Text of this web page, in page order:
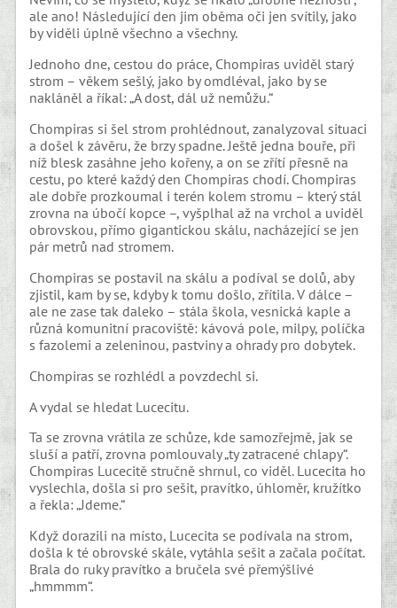
ale ano! Následující den jim oběma oči jen svítily, jako
by viděli úplně všechno a všechny.
Jednoho dne, cestou do práce, Chompiras uviděl starý
strom – věkem sešlý, jako by omdléval, jako by se
nakláněl a říkal: „A dost, dál už nemůžu.“
Chompiras si šel strom prohlédnout, zanalyzoval situaci
a došel k závěru, že brzy spadne. Ještě jedna bouře, při
níž blesk zasáhne jeho kořeny, a on se zřítí přesně na
cestu, po které každý den Chompiras chodí. Chompiras
ale dobře prozkoumal i terén kolem stromu – který stál
zrovna na úbočí kopce –, vyšplhal až na vrchol a uviděl
obrovskou, přímo gigantickou skálu, nacházející se jen
pár metrů nad stromem.
Chompiras se postavil na skálu a podíval se dolů, aby
zjistil, kam by se, kdyby k tomu došlo, zřítila. V dálce –
ale ne zase tak daleko – stála škola, vesnická kaple a
různá komunitní pracoviště: kávová pole, milpy, políčka
s fazolemi a zeleninou, pastviny a ohrady pro dobytek.
Chompiras se rozhlédl a povzdechl si.
A vydal se hledat Lucecitu.
Ta se zrovna vrátila ze schůze, kde samozřejmě, jak se
sluší a patří, zrovna pomlouvaly „ty zatracené chlapy“.
Chompiras Lucecitě stručně shrnul, co viděl. Lucecita ho
vyslechla, došla si pro sešit, pravítko, úhloměr, kružítko
a řekla: „Jdeme.“
Když dorazili na místo, Lucecita se podívala na strom,
došla k té obrovské skále, vytáhla sešit a začala počítat.
Brala do ruky pravítko a bručela své přemýšlivé
„hmmmm“.